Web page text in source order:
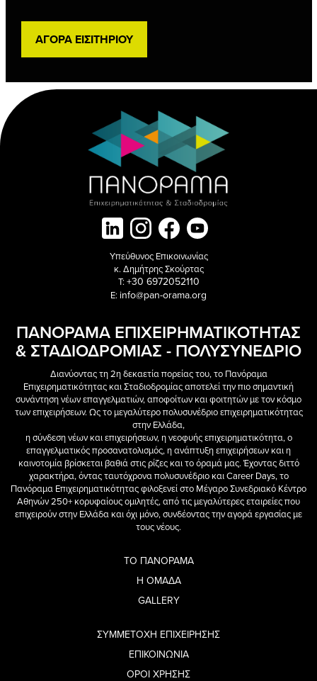
ΑΓΟΡΑ ΕΙΣΙΤΗΡΙΟΥ
Υπεύθυνος Επικοινωνίας
κ. Δημήτρης Σκούρτας
T: +30 6972052110
E: info@pan-orama.org
ΠΑΝΟΡΑΜΑ ΕΠΙΧΕΙΡΗΜΑΤΙΚΟΤΗΤΑΣ
& ΣΤΑΔΙΟΔΡΟΜΙΑΣ - ΠΟΛΥΣΥΝΕΔΡΙΟ
Διανύοντας τη 2η δεκαετία πορείας του, το Πανόραμα
Επιχειρηματικότητας και Σταδιοδρομίας αποτελεί την πιο σημαντική
συνάντηση νέων επαγγελματιών, αποφοίτων και φοιτητών με τον κόσμο
των επιχειρήσεων. Ως το μεγαλύτερο πολυσυνέδριο επιχειρηματικότητας
στην Ελλάδα,
η σύνδεση νέων και επιχειρήσεων, η νεοφυής επιχειρηματικότητα, ο
επαγγελματικός προσανατολισμός, η ανάπτυξη επιχειρήσεων και η
καινοτομία βρίσκεται βαθιά στις ρίζες και το όραμά μας. Έχοντας διττό
χαρακτήρα, όντας ταυτόχρονα πολυσυνέδριο και Career Days, το
Πανόραμα Επιχειρηματικότητας φιλοξενεί στο Μέγαρο Συνεδριακό Κέντρο
Αθηνών 250+ κορυφαίους ομιλητές, από τις μεγαλύτερες εταιρείες που
επιχειρούν στην Ελλάδα και όχι μόνο, συνδέοντας την αγορά εργασίας με
τους νέους.
ΤΟ ΠΑΝΟΡΑΜΑ
Η ΟΜΑΔΑ
GALLERY
ΣΥΜΜΕΤΟΧΗ ΕΠΙΧΕΙΡΗΣΗΣ
ΕΠΙΚΟΙΝΩΝΙΑ
ΟΡΟΙ ΧΡΗΣΗΣ